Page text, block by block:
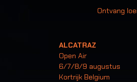
Ontvang
ALCATRAZ
Open Air
6/7/8/9 augustus
Kortrijk Belgium